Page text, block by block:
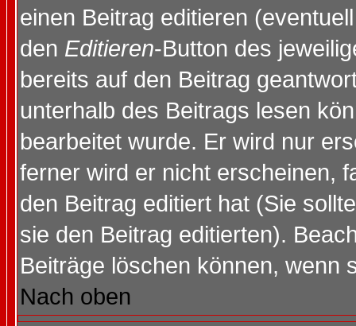
einen Beitrag editieren
den Editieren-Button des
bereits auf den Beitrag
unterhalb des Beitrags lesen
bearbeitet wurde. Er wird nur
ferner wird er nicht erscheinen,
den Beitrag editiert hat (Sie
sie den Beitrag editierten).
Beiträge löschen können, wenn
Nach oben